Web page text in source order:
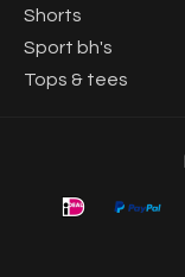
Shorts
Sport bh's
Tops & tees